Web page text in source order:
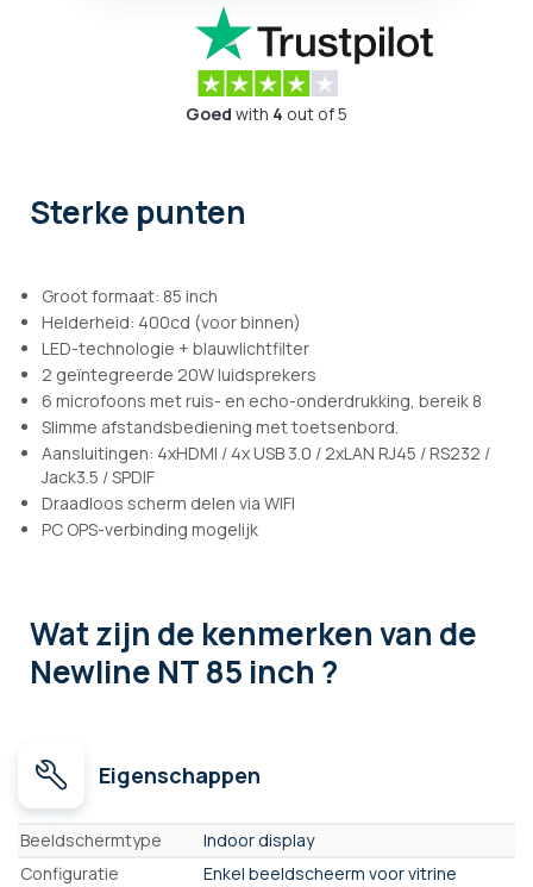
Goed with 4 out of 5
Sterke punten
Groot formaat: 85 inch
Helderheid: 400cd (voor binnen)
LED-technologie + blauwlichtfilter
2 geïntegreerde 20W luidsprekers
6 microfoons met ruis- en echo-onderdrukking, bereik 8
Slimme afstandsbediening met toetsenbord.
Aansluitingen: 4xHDMI / 4x USB 3.0 / 2xLAN RJ45 / RS232 /
Jack3.5 / SPDIF
Draadloos scherm delen via WIFI
PC OPS-verbinding mogelijk
Wat zijn de kenmerkenvan de
Newline NT 85 inch ?
Eigenschappen
Eigenschappen
Beeldschermtype
Indoor display
Configuratie
Enkel beeldscheerm voor vitrine